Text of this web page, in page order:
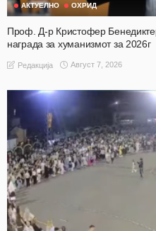
АКТУЕЛНО ОХРИД
Проф. Д-р Кристофер
награда за хуманизмот за 2026г
Редакција Август 7, 2026